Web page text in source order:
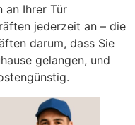
an Ihrer Tür
jederzeit an – die
darum, dass Sie
gelangen, und